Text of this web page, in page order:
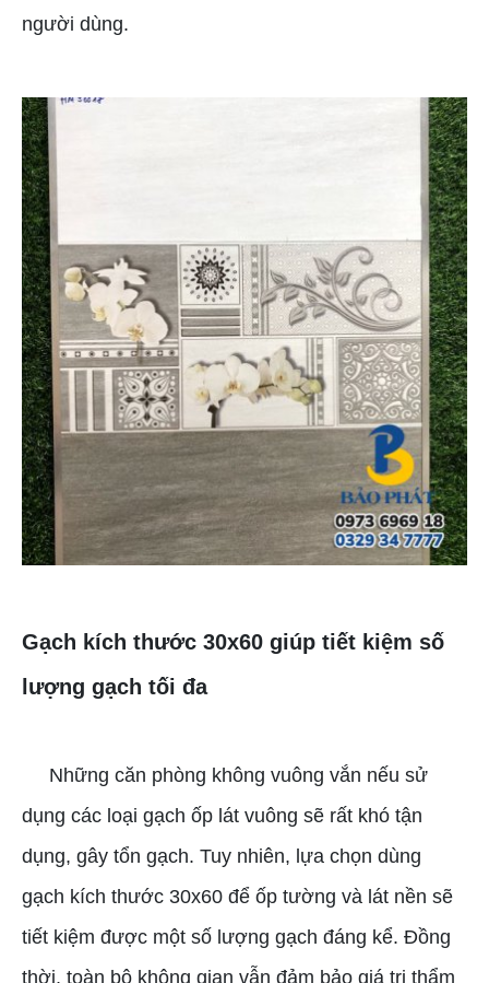
người dùng.
Gạch kích thước 30x60 giúp tiết kiệm số
lượng gạch tối đa
Những căn phòng không vuông vắn nếu sử
dụng các loại gạch ốp lát vuông sẽ rất khó tận
dụng, gây tổn gạch. Tuy nhiên, lựa chọn dùng
gạch kích thước 30x60 để ốp tường và lát nền sẽ
tiết kiệm được một số lượng gạch đáng kể. Đồng
thời, toàn bộ không gian vẫn đảm bảo giá trị thẩm